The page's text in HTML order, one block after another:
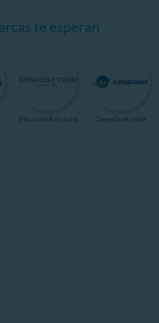
te esperan
Viña concha y toro Cineplanet chile